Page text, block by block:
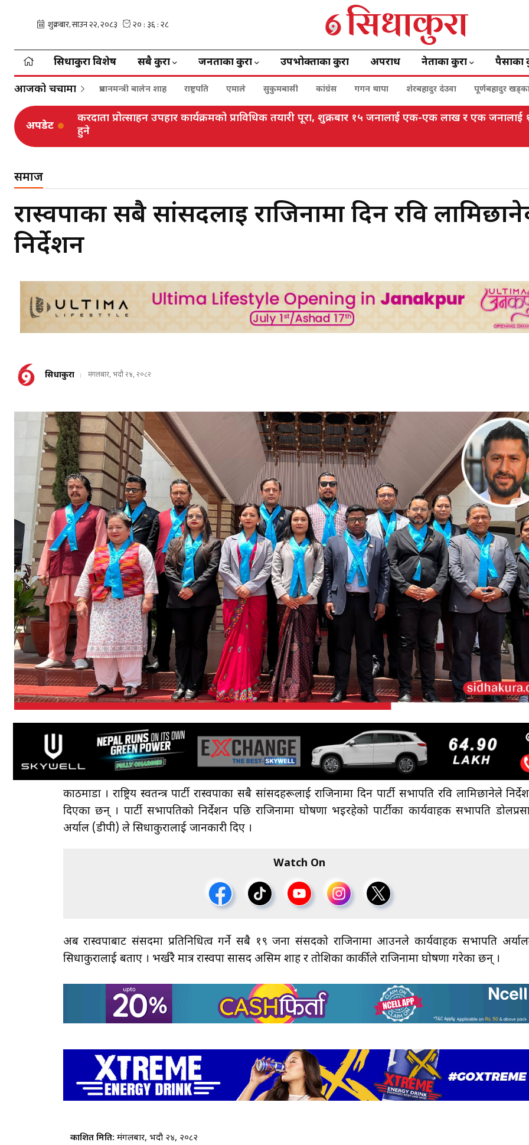
सिधाकुरा विशेष सबै कुरा जनताका कुरा उपभोक्ताका कुरा अपराध नेताका कुरा पैसाका
आजको चर्चामा प्रधानमन्त्री बालेन शाह राष्ट्रपति एमाले सुकुमबासी कांग्रेस गगन थापा शेरबहादुर देउवा पूर्णबहादुर
अपडेट
करदाता प्रोत्साहन उपहार कार्यक्रमको प्राविधिक तयारी पूरा, शुक्रबार १५ जनालाई एक-एक लाख र एक
हुने
समाज
रास्वपाका सबै सांसदलाई राजिनामा दिन रवि
निर्देशन
सिधाकुरा मंगलबार, भदौ २४, २०८२
काठमाडौँ । राष्ट्रिय स्वतन्त्र पार्टी रास्वपाका सबै सांसदहरूलाई राजिनामा दिन पार्टी सभापति रवि लामिछानेले
दिएका छन् । पार्टी सभापतिको निर्देशन पछि राजिनामा घोषणा भइरहेको पार्टीका कार्यवाहक सभापति
अर्याल (डीपी) ले सिधाकुरालाई जानकारी दिए ।
Watch On
अब रास्वपाबाट संसदमा प्रतिनिधित्व गर्ने सबै १९ जना संसदको राजिनामा आउनले कार्यवाहक सभापति
सिधाकुरालाई बताए । भर्खरै मात्र रास्वपा सासद असिम शाह र ताेशिका कार्कीले राजिनामा घाेषणा गरेका छन् ।
प्रकाशित मिति: मंगलबार, भदौ २४, २०८२